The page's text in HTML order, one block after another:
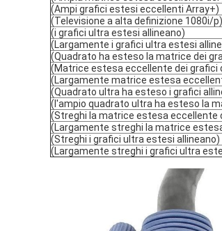
(Ampi grafici estesi eccellenti Array+)
(Televisione a alta definizione 1080i/p)
(i grafici ultra estesi allineano)
(Largamente i grafici ultra estesi
(Quadrato ha esteso la matrice dei
(Matrice estesa eccellente dei grafici
(Largamente matrice estesa
(Quadrato ultra ha esteso i grafici
(l'ampio quadrato ultra ha esteso la
(Streghi la matrice estesa eccellente
(Largamente streghi la matrice
(Streghi i grafici ultra estesi allineano)
(Largamente streghi i grafici ultra